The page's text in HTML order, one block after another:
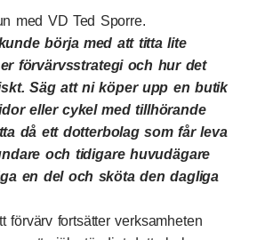
med VD Ted Sporre.
börja med att titta lite
förvärvsstrategi och hur det
Säg att ni köper upp en butik
eller cykel med tillhörande
då ett dotterbolag som får leva
och tidigare huvudägare
en del och sköta den dagliga
förvärv fortsätter verksamheten